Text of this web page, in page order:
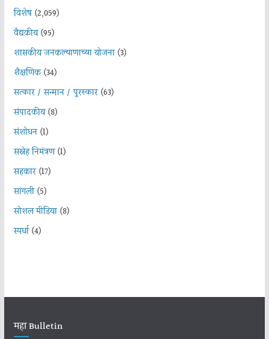
विशेष(2,059)
वैद्यकीय(95)
शासकीय जनकल्याणाच्या योजना(3)
शैक्षणिक(34)
सत्कार / सन्मान / पुरस्कार(63)
संपादकीय(8)
संशोधन(1)
सस्नेह निमंत्रण(1)
सहकार(17)
सांगली(5)
सोशल मीडिया(8)
स्पर्धा(4)
महा Bulletin